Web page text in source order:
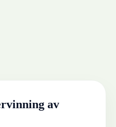
av